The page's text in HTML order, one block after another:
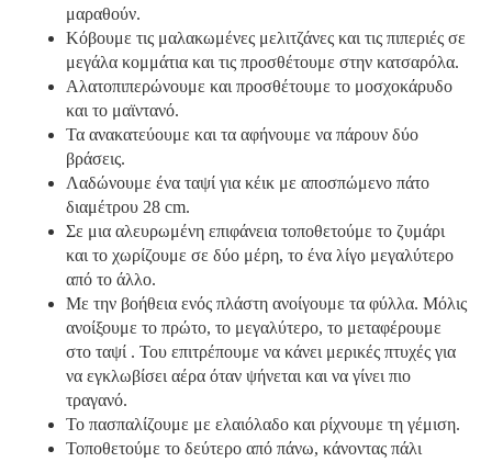
μαραθούν.
Κόβουμε τις μαλακωμένες μελιτζάνες και τις πιπεριές σε
μεγάλα κομμάτια και τις προσθέτουμε στην κατσαρόλα.
Αλατοπιπερώνουμε και προσθέτουμε το μοσχοκάρυδο
και το μαϊντανό.
Τα ανακατεύουμε και τα αφήνουμε να πάρουν δύο
βράσεις.
Λαδώνουμε ένα ταψί για κέικ με αποσπώμενο πάτο
διαμέτρου 28 cm.
Σε μια αλευρωμένη επιφάνεια τοποθετούμε το ζυμάρι
και το χωρίζουμε σε δύο μέρη, το ένα λίγο μεγαλύτερο
από το άλλο.
Με την βοήθεια ενός πλάστη ανοίγουμε τα φύλλα. Μόλις
ανοίξουμε το πρώτο, το μεγαλύτερο, το μεταφέρουμε
στο ταψί . Του επιτρέπουμε να κάνει μερικές πτυχές για
να εγκλωβίσει αέρα όταν ψήνεται και να γίνει πιο
τραγανό.
Το πασπαλίζουμε με ελαιόλαδο και ρίχνουμε τη γέμιση.
Τοποθετούμε το δεύτερο από πάνω, κάνοντας πάλι